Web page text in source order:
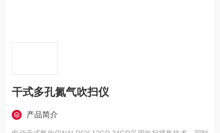
干式多孔氮气吹扫仪
产品简介